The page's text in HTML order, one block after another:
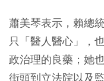
蕭美琴表示，賴總
只「醫人醫心」，
政治理的良藥；她
街頭到立法院以及